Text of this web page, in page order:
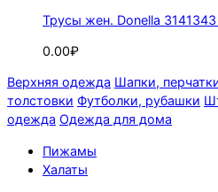
Трусы жен. Donella 3141343
0.00₽
Верхняя одежда Шапки,
толстовки Футболки, рубашки
одежда Одежда для дома
Пижамы
Халаты